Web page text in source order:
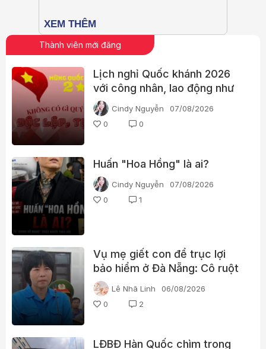
Thành viên mới đăng
Lịch nghỉ Quốc khánh 2026
với công nhân, lao động như
thế nào?Cindy Nguyễn
07/08/2026
0
0
Huấn "Hoa Hồng" là ai?
Cindy Nguyễn
07/08/2026
0
1
Vụ mẹ giết con để trục lợi
bảo hiểm ở Đà Nẵng: Cô ruột
phát hiện dấu hiệu bất thường
Lê Nhã Linh
06/08/2026
0
2
LĐBĐ Hàn Quốc chìm trong